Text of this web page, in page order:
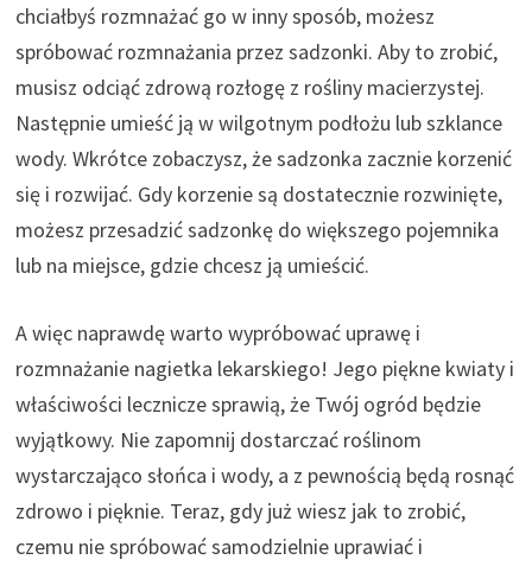
chciałbyś rozmnażać go w inny sposób, możesz
spróbować rozmnażania przez sadzonki. Aby to zrobić,
musisz odciąć zdrową rozłogę z rośliny macierzystej.
Następnie umieść ją w wilgotnym podłożu lub szklance
wody. Wkrótce zobaczysz, że sadzonka zacznie korzenić
się i rozwijać. Gdy korzenie są dostatecznie rozwinięte,
możesz przesadzić sadzonkę do większego pojemnika
lub na miejsce, gdzie chcesz ją umieścić.
A więc naprawdę warto wypróbować uprawę i
rozmnażanie nagietka lekarskiego! Jego piękne kwiaty i
właściwości lecznicze sprawią, że Twój ogród będzie
wyjątkowy. Nie zapomnij dostarczać roślinom
wystarczająco słońca i wody, a z pewnością będą rosnąć
zdrowo i pięknie. Teraz, gdy już wiesz jak to zrobić,
czemu nie spróbować samodzielnie uprawiać i